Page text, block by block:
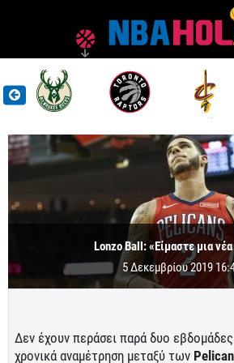
Lonzo Ball: «Είμαστε μια
5 Δεκεμβρίου 2019
Δεν έχουν περάσει παρά δυο
χρονικά αναμέτρηση μεταξύ των